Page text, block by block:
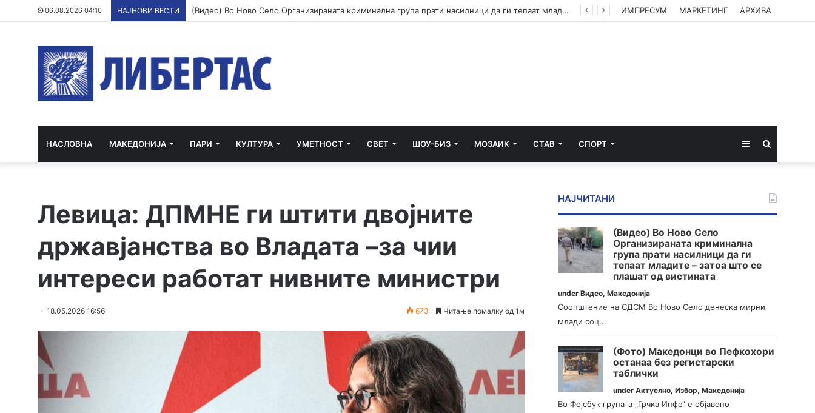
06.08.2026 04:10 НАЈНОВИ ВЕСТИ (Видео) Во Ново Село Организираната криминална група прати насилници да ги тепаат младите – затоа што се плашат од вистината ИМПРЕСУМ МАРКЕТИНГ АРХИВА
НАСЛОВНА МАКЕДОНИЈА ПАРИ КУЛТУРА УМЕТНОСТ СВЕТ ШОУ-БИЗ МОЗАИК СТАВ СПОРТ Sidebar
Левица: ДПМНЕ ги штити двојните
државјанства во Владата –за чии
интереси работат нивните министри
18.05.2026 16:56 673 Читање помалку од 1м
НАЈЧИТАНИ
(Видео) Во Ново Село
Организираната криминална
група прати насилници да ги
тепаат младите – затоа што се
плашат од вистината
underВидео,Македонија
Соопштение на СДСМ Во Ново Село денеска мирни
млади соц...
(Фото) Македонци во Пефкохори
останаа без регистарски
таблички
underАктуелно,Избор,Македонија
Во Фејсбук групата „Грчка Инфо“ е објавено